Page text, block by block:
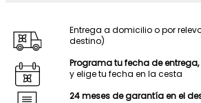
Entrega a domicilio o por
destino)
Programa tu fecha de entrega,
y elige tu fecha en la cesta
24 meses de garantía en el